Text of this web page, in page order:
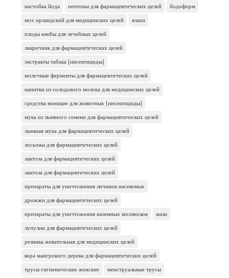
настойка йода
пептоны для фармацевтических целей
йодоформ
мох ирландский для медицинских целей
ялапа
плоды ююбы для лечебных целей
лакричник для фармацевтических целей
экстракты табака [инсектициды]
молочные ферменты для фармацевтических целей
напитки из солодового молока для медицинских целей
средства моющие для животных [инсектициды]
мука из льняного семени для фармацевтических целей
льняная мука для фармацевтических целей
лосьоны для фармацевтических целей
лактоза для фармацевтических целей
лактоза для фармацевтических целей
препараты для уничтожения личинок насекомых
дрожжи для фармацевтических целей
препараты для уничтожения наземных моллюсков
мази
лупулин для фармацевтических целей
резинка жевательная для медицинских целей
кора мангрового дерева для фармацевтических целей
трусы гигиенические женские
менструальные трусы